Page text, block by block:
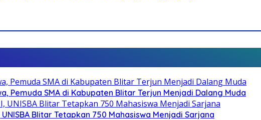
Pemuda SMA di Kabupaten Blitar Terjun Menjadi Dalang Muda
Blitar Tetapkan 750 Mahasiswa Menjadi Sarjana